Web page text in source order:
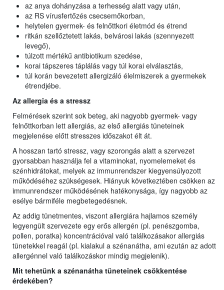
az anya dohányzása a terhesség alatt vagy után,
az RS vírusfertőzés csecsemőkorban,
helytelen gyermek- és felnőttkori életmód és étrend
ritkán szellőztetett lakás, belvárosi lakás (szennyezett
levegő),
túlzott mértékű antibiotikum szedése,
korai tápszeres táplálás vagy túl korai elválasztás,
túl korán bevezetett allergizáló élelmiszerek a gyermekek
étrendjébe.
Az allergia és a stressz
Felmérések szerint sok beteg, aki nagyobb gyermek- vagy
felnőttkorban lett allergiás, az első allergiás tüneteinek
megjelenése előtt stresszes időszakot élt át.
A hosszan tartó stressz, vagy szorongás alatt a szervezet
gyorsabban használja fel a vitaminokat, nyomelemeket és
szénhidrátokat, melyek az immunrendszer kiegyensúlyozott
működéséhez szükségesek. Hiányuk következtében csökken az
immunrendszer működésének hatékonysága, így nagyobb az
esélye bármiféle megbetegedésnek.
Az addig tünetmentes, viszont allergiára hajlamos személy
legyengült szervezete egy erős allergén (pl. penészgomba,
pollen, poratka) koncentrációval való találkozásakor allergiás
tünetekkel reagál (pl. kialakul a szénanátha, ami ezután az adott
allergénnel való találkozáskor mindig megjelenik).
Mit tehetünk a szénanátha tüneteinek csökkentése
érdekében?